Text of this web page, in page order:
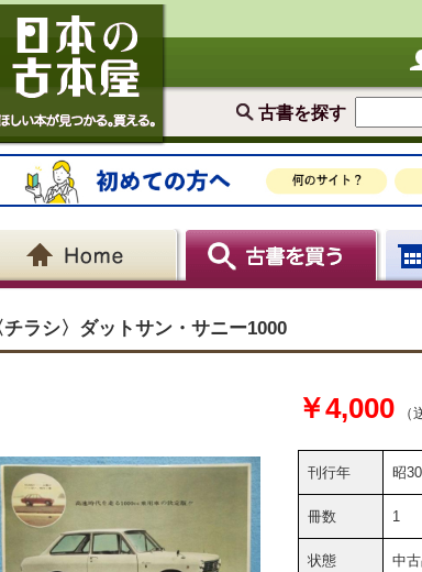
古書を探す
チラシ〉ダットサン・サニー1000
￥4,000 （
刊行年 昭
冊数 1
状態 中